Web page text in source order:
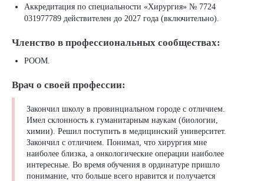
Аккредитация по специальности «Хирургия» № 7724
031977789 действителен до 2027 года (включительно).
Членство в профессиональных сообществах:
РООМ.
Врач о своей профессии:
Закончил школу в провинциальном городе с отличием.
Имел склонность к гуманитарным наукам (биологии,
химии). Решил поступить в медицинский университет.
Закончил с отличием. Понимал, что хирургия мне
наиболее близка, а онкологические операции наиболее
интересные. Во время обучения в ординатуре пришло
понимание, что больше всего нравится и получается